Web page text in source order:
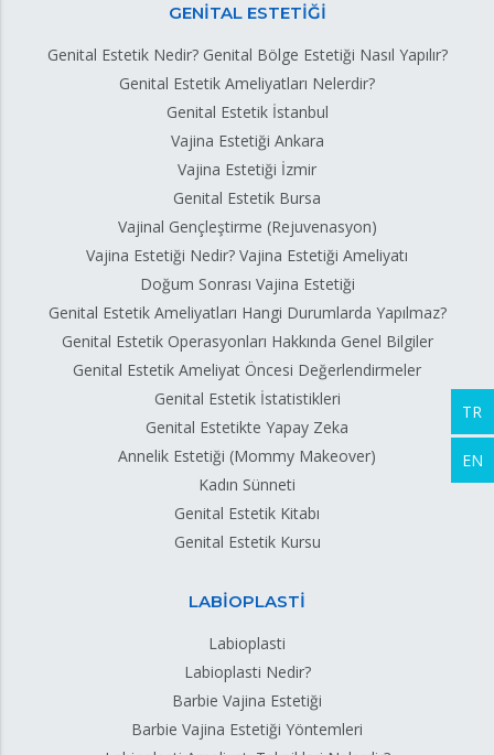
GENİTAL ESTETİĞİ
Genital Estetik Nedir? Genital Bölge Estetiği Nasıl Yapılır?
Genital Estetik Ameliyatları Nelerdir?
Genital Estetik İstanbul
Vajina Estetiği Ankara
Vajina Estetiği İzmir
Genital Estetik Bursa
Vajinal Gençleştirme (Rejuvenasyon)
Vajina Estetiği Nedir? Vajina Estetiği Ameliyatı
Doğum Sonrası Vajina Estetiği
Genital Estetik Ameliyatları Hangi Durumlarda Yapılmaz?
Genital Estetik Operasyonları Hakkında Genel Bilgiler
Genital Estetik Ameliyat Öncesi Değerlendirmeler
Genital Estetik İstatistikleri
Genital Estetikte Yapay Zeka
Annelik Estetiği (Mommy Makeover)
Kadın Sünneti
Genital Estetik Kitabı
Genital Estetik Kursu
LABİOPLASTİ
Labioplasti
Labioplasti Nedir?
Barbie Vajina Estetiği
Barbie Vajina Estetiği Yöntemleri
TR
EN